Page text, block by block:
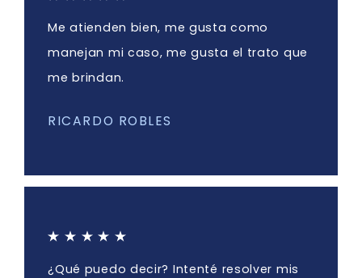
Me atienden bien, me gusta como
manejan mi caso, me gusta el trato que
me brindan.
RICARDO ROBLES
¿Qué puedo decir? Intenté resolver mis